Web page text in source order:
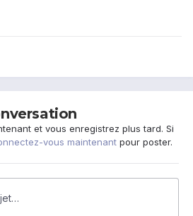
et vous enregistrez plus tard. Si
vous maintenant pour poster.